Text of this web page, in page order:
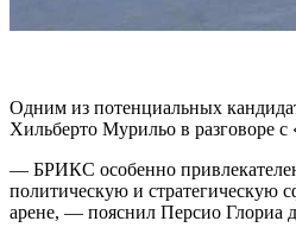
Одним из потенциальных
Хильберто Мурильо в разговоре с
— БРИКС особенно привлекателен
политическую и стратегическую
арене, — пояснил Персио Глориа